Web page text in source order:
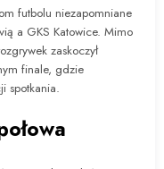
futbolu niezapomniane
a GKS Katowice. Mimo
zaskoczył
finale, gdzie
spotkania.